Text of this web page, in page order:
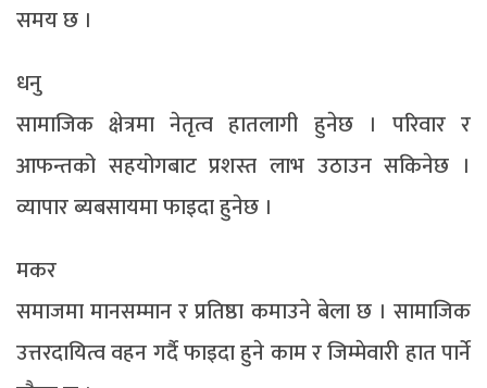
समय छ ।
धनु
सामाजिक क्षेत्रमा नेतृत्व हातलागी हुनेछ । परिवार र
आफन्तको सहयोगबाट प्रशस्त लाभ उठाउन सकिनेछ ।
व्यापार ब्यबसायमा फाइदा हुनेछ ।
मकर
समाजमा मानसम्मान र प्रतिष्ठा कमाउने बेला छ । सामाजिक
उत्तरदायित्व वहन गर्दै फाइदा हुने काम र जिम्मेवारी हात पार्ने